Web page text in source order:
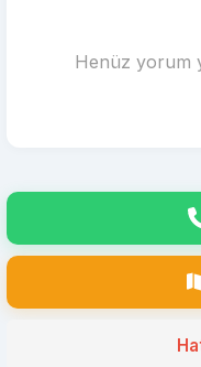
Henüz yorum